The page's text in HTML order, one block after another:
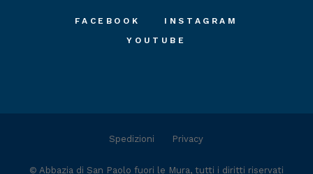
FACEBOOK
INSTAGRAM
YOUTUBE
Spedizioni Privacy
© Abbazia di San Paolo fuori le Mura, tutti i diritti riservati